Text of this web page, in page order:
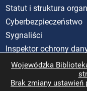
Statut i struktura
Cyberbezpieczeństwo
Sygnaliści
Inspektor ochrony
Standardy Ochrony
Rzecznik Praw
Wojewódzka
Brak zmiany ustawień